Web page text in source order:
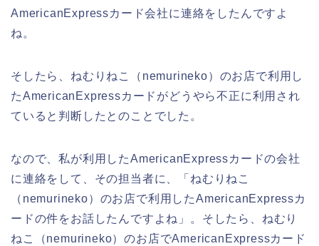
AmericanExpressカード会社に連絡をしたんですよ
ね。
そしたら、ねむりねこ（nemurineko）のお店で利用し
たAmericanExpressカードがどうやら不正に利用され
ていると判断したとのことでした。
なので、私が利用したAmericanExpressカードの会社
に連絡をして、その担当者に、「ねむりねこ
（nemurineko）のお店で利用したAmericanExpressカ
ードの件をお話したんですよね」。そしたら、ねむり
ねこ（nemurineko）のお店でAmericanExpressカード